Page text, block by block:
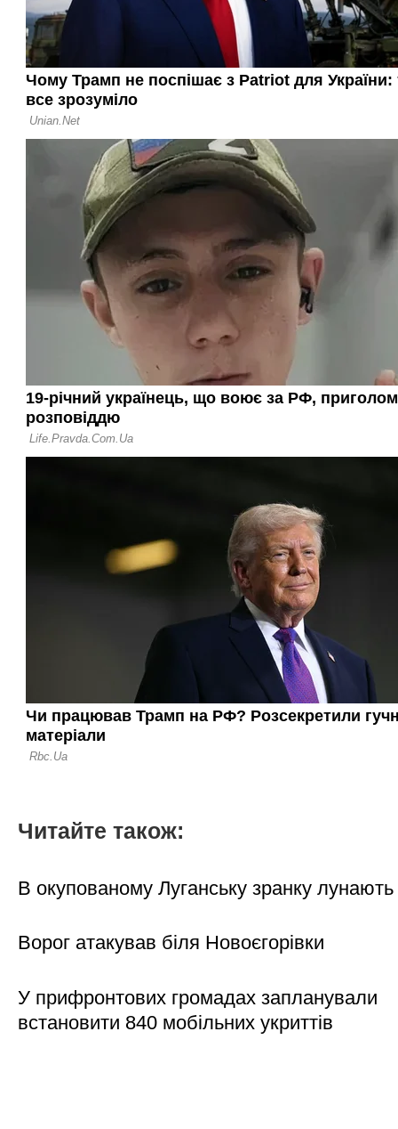
Читайте також:
В окупованому Луганську зранку
Ворог атакував біля Новоєгорівки
У прифронтових громадах запланували
встановити 840 мобільних укриттів